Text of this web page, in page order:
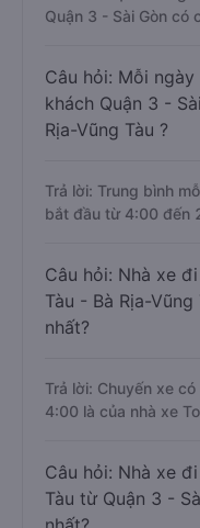
Quận 3 - Sài Gòn có
Câu hỏi: Mỗi
khách Quận 3 -
Rịa-Vũng Tàu ?
Trả lời: Trung bình
bắt đầu từ 4:00 đến
Câu hỏi: Nhà xe
Tàu - Bà Rịa-
nhất?
Trả lời: Chuyến xe
4:00 là của nhà xe
Câu hỏi: Nhà xe
Tàu từ Quận 3 -